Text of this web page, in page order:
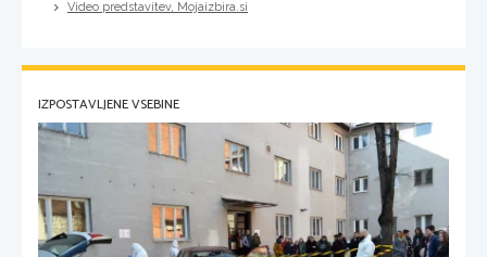
Video predstavitev, Mojaizbira.si
IZPOSTAVLJENE VSEBINE